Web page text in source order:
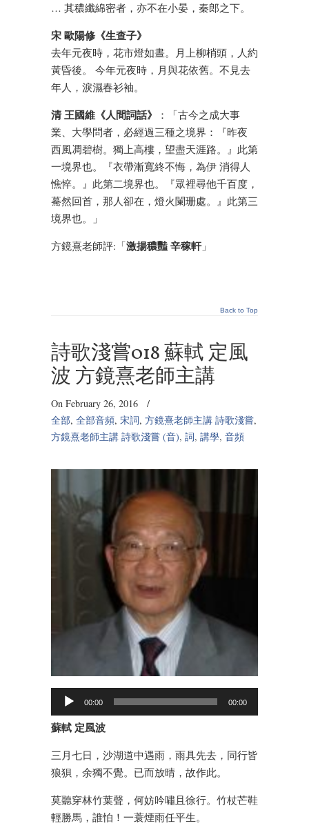
… 其穠纖綿密者，亦不在小晏，秦郎之下。
宋 歐陽修《生查子》
去年元夜時，花市燈如晝。月上柳梢頭，人約
黃昏後。 今年元夜時，月與花依舊。不見去
年人，淚濕春衫袖。
清 王國維《人間詞話》
：「古今之成大事
業、大學問者，必經過三種之境界：『昨夜
西風凋碧樹。獨上高樓，望盡天涯路。』此第
一境界也。『衣帶漸寬終不悔，為伊 消得人
憔悴。』此第二境界也。『眾裡尋他千百度，
驀然回首，那人卻在，燈火闌珊處。』此第三
境界也。」
方鏡熹老師評:「激揚穠豔 辛稼軒」
Back to Top
詩歌淺嘗018 蘇軾 定風
波 方鏡熹老師主講
On February 26, 2016
/
全部, 全部音頻, 宋詞, 方鏡熹老師主講 詩歌淺嘗,
方鏡熹老師主講 詩歌淺嘗 (音), 詞, 講學, 音頻
Audio
00:00 00:00
蘇軾 定風波
三月七日，沙湖道中遇雨，雨具先去，同行皆
狼狽，余獨不覺。已而放晴，故作此。
莫聽穿林竹葉聲，何妨吟嘯且徐行。竹杖芒鞋
輕勝馬，誰怕！一蓑煙雨任平生。